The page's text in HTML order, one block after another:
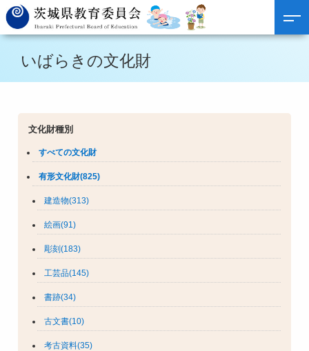
いばらきの文化財
文化財種別
すべての文化財
有形文化財(825)
建造物(313)
絵画(91)
彫刻(183)
工芸品(145)
書跡(34)
古文書(10)
考古資料(35)